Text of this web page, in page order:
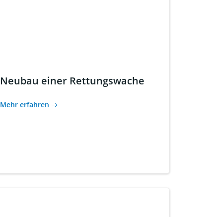
Neubau einer Rettungswache
Mehr erfahren